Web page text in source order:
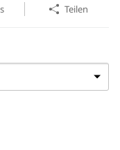
Teilen